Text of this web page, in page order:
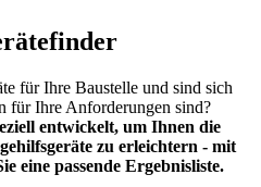
für Ihre Baustelle und sind sich
für Ihre Anforderungen sind?
entwickelt, um Ihnen die
zu erleichtern - mit
eine passende Ergebnisliste.